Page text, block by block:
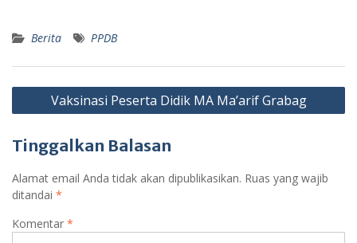
Berita PPDB
Navigasi
pos
Vaksinasi Peserta Didik MA Ma’arif Grabag
Tinggalkan Balasan
Alamat email Anda tidak akan dipublikasikan. Ruas yang wajib
ditandai *
Komentar *